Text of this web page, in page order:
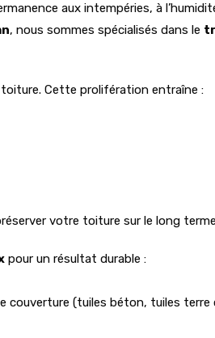
aux intempéries, à
, nous sommes spécialisés dans le
Cette prolifération entraîne :
votre toiture sur le long
pour un résultat durable :
couverture (tuiles béton, tuiles